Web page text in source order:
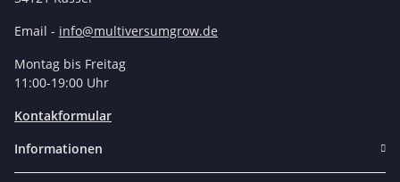
Email - info@multiversumgrow.de
Montag bis Freitag
11:00-19:00 Uhr
Kontakformular
Informationen